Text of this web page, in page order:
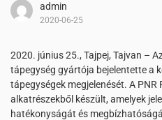
admin
2020-06-25
2020. június 25., Tajpej, Tajvan –
tápegység gyártója bejelentette a
tápegységek megjelenését. A
alkatrészekből készült, amelyek
hatékonyságát és